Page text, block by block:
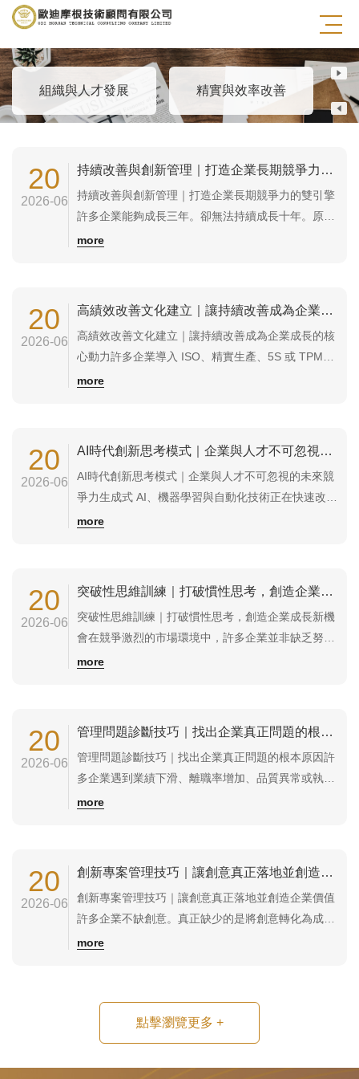
創新思維與問題解決
組織與人才發展 精實與效率改善 自
20
2026-06
持續改善與創新管理｜打造企業長期競爭力的雙引擎
持續改善與創新管理｜打造企業長期競爭力的雙引擎
許多企業能夠成長三年。卻無法持續成長十年。原因
通常不是產品不好，也不是市場不好，而是缺乏持續
主管、儲備幹部、改善小組、研發團隊及所有希望...
more
20
2026-06
高績效改善文化建立｜讓持續改善成為企業成長的核心動力
高績效改善文化建立｜讓持續改善成為企業成長的核
心動力許多企業導入 ISO、精實生產、5S 或 TPM
後，短期內能看到改善成果。但幾個月後，制度開始
Improvement Cu...
more
20
2026-06
AI時代創新思考模式｜企業與人才不可忽視的未來競爭力
AI時代創新思考模式｜企業與人才不可忽視的未來競
爭力生成式 AI、機器學習與自動化技術正在快速改變
工作模式。過去依靠經驗與知識累積的優勢，正在逐
新的思維框架，學會與 AI...
more
20
2026-06
突破性思維訓練｜打破慣性思考，創造企業成長新機會
突破性思維訓練｜打破慣性思考，創造企業成長新機
會在競爭激烈的市場環境中，許多企業並非缺乏努
力，而是缺乏突破。當市場改變、客戶需求改變、競
與團隊跳脫慣性思維、重新...
more
20
2026-06
管理問題診斷技巧｜找出企業真正問題的根本原因
管理問題診斷技巧｜找出企業真正問題的根本原因許
多企業遇到業績下滑、離職率增加、品質異常或執行
力不足時，第一時間往往急著解決問題。但如果診斷
儲備幹部、專案經理及管理人員學習，是提升管理...
more
20
2026-06
創新專案管理技巧｜讓創意真正落地並創造企業價值
創新專案管理技巧｜讓創意真正落地並創造企業價值
許多企業不缺創意。真正缺少的是將創意轉化為成果
的能力。很多創新提案、新產品開發或流程改善計
創新思維與專案管理的方法，幫助企業有效規劃、執
行與追蹤創新計畫。...
more
點擊瀏覽更多 +